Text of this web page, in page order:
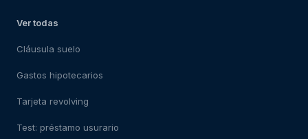
Ver todas
Cláusula suelo
Gastos hipotecarios
Tarjeta revolving
Test: préstamo usurario